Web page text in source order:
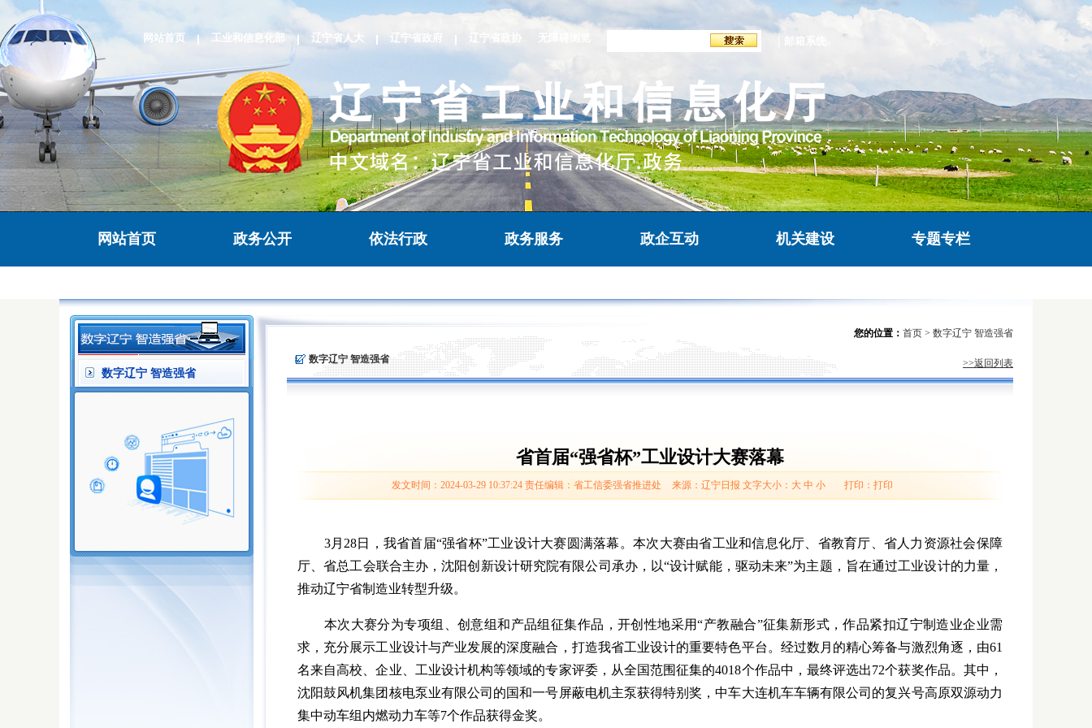
网站首页 工业和信息化部 辽宁省人大 辽宁省政府 辽宁省政协
网站首页 政务公开 依法行政 政务服务 政企互动 机关建设 专题专栏
数字辽宁 智造强省
您的位置： 首页 > 数字辽宁 智造强省
> 数字辽宁 智造强省 >>返回列表
省首届“强省杯”工业设计大赛落幕
发文时间：2024-03-29 10:37:24 责任编辑：省工信委强省推进处 来源：辽宁日报 文字大小： 大 中 小 打印： 打印
3月28日，我省首届“强省杯”工业设计大赛圆满落幕。本次大赛由省工业和信息化厅、省教育厅、省人力资源社会保障
厅、省总工会联合主办，沈阳创新设计研究院有限公司承办，以“设计赋能，驱动未来”为主题，旨在通过工业设计的力量，
推动辽宁省制造业转型升级。
本次大赛分为专项组、创意组和产品组征集作品，开创性地采用“产教融合”征集新形式，作品紧扣辽宁制造业企业需
求，充分展示工业设计与产业发展的深度融合，打造我省工业设计的重要特色平台。经过数月的精心筹备与激烈角逐，由61
名来自高校、企业、工业设计机构等领域的专家评委，从全国范围征集的4018个作品中，最终评选出72个获奖作品。其中，
沈阳鼓风机集团核电泵业有限公司的国和一号屏蔽电机主泵获得特别奖，中车大连机车车辆有限公司的复兴号高原双源动力
集中动车组内燃动力车等7个作品获得金奖。